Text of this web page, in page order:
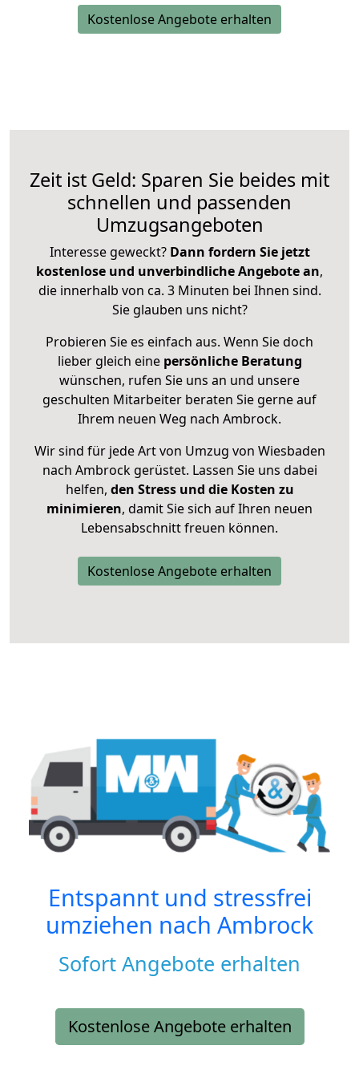
Kostenlose Angebote erhalten
Zeit ist Geld: Sparen Sie beides mit
schnellen und passenden
Umzugsangeboten
Interesse geweckt? Dann fordern Sie jetzt
kostenlose und unverbindliche Angebote an,
die innerhalb von ca. 3 Minuten bei Ihnen sind.
Sie glauben uns nicht?
Probieren Sie es einfach aus. Wenn Sie doch
lieber gleich eine persönliche Beratung
wünschen, rufen Sie uns an und unsere
geschulten Mitarbeiter beraten Sie gerne auf
Ihrem neuen Weg nach Ambrock.
Wir sind für jede Art von Umzug von Wiesbaden
nach Ambrock gerüstet. Lassen Sie uns dabei
helfen, den Stress und die Kosten zu
minimieren, damit Sie sich auf Ihren neuen
Lebensabschnitt freuen können.
Kostenlose Angebote erhalten
Entspannt und stressfrei
umziehen nach Ambrock
Sofort Angebote erhalten
Kostenlose Angebote erhalten